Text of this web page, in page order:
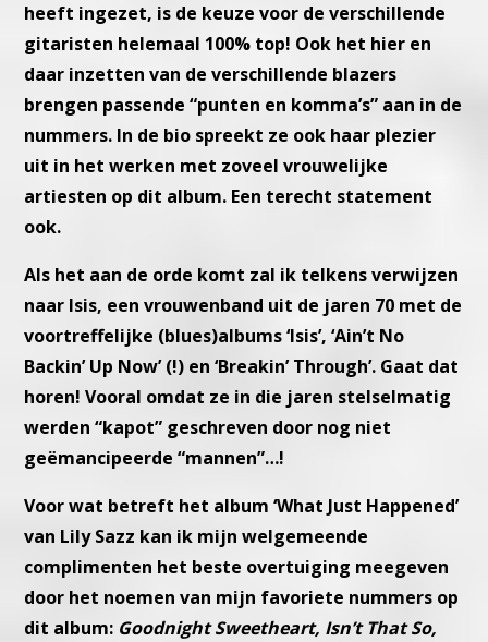
heeft ingezet, is de keuze voor de verschillende
gitaristen helemaal 100% top! Ook het hier en
daar inzetten van de verschillende blazers
brengen passende “punten en komma’s” aan in de
nummers. In de bio spreekt ze ook haar plezier
uit in het werken met zoveelvrouwelijke
artiesten op dit album. Een terecht statement
ook.
Als het aan de orde komt zal ik telkens verwijzen
naar Isis, een vrouwenband uit de jaren 70 met de
voortreffelijke (blues)albums ‘Isis’, ‘Ain’t No
Backin’ Up Now’ (!) en ‘Breakin’ Through’. Gaat dat
horen!Vooral omdat ze in die jaren stelselmatig
werden “kapot” geschreven door nog niet
geëmancipeerde “mannen”…!
Voor wat betreft het album ‘What Just Happened’
van Lily Sazz kan ik mijn welgemeende
complimenten het beste overtuiging meegeven
door het noemen van mijn favoriete nummers op
dit album: Goodnight Sweetheart, Isn’t That So,